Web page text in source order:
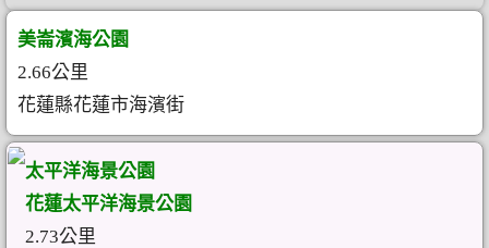
美崙濱海公園
2.66公里
花蓮縣花蓮市海濱街
太平洋海景公園
花蓮太平洋海景公園
2.73公里